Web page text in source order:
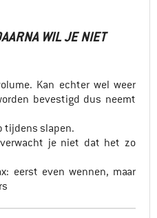
WIL JE NIET
Kan echter wel weer
bevestigd dus neemt
tijdens slapen.
je niet dat het zo
eerst even wennen, maar